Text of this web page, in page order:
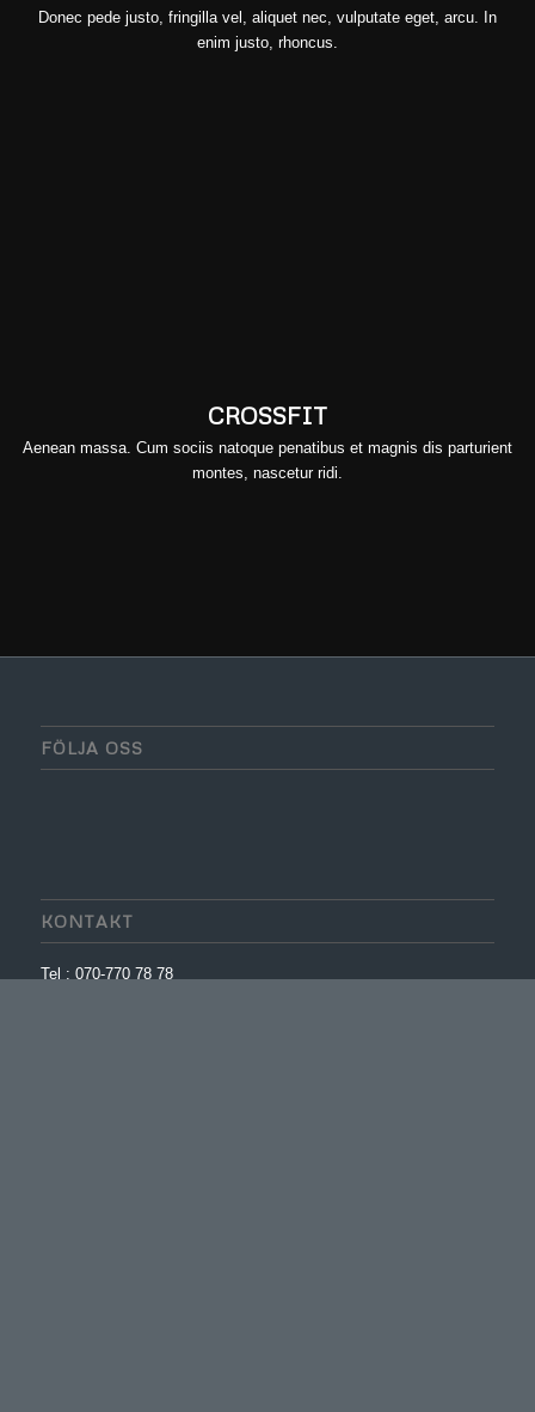
Donec pede justo, fringilla vel, aliquet nec, vulputate eget, arcu. In
enim justo, rhoncus.
CROSSFIT
Aenean massa. Cum sociis natoque penatibus et magnis dis parturient
montes, nascetur ridi.
FÖLJA OSS
KONTAKT
Tel : 070-770 78 78